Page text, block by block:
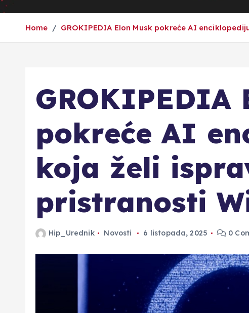
Home GROKIPEDIA Elon Musk pokreće AI
GROKIPEDIA
pokreće AI
koja želi
pristranosti
Hip_Urednik Novosti 6 listopada, 2025 0